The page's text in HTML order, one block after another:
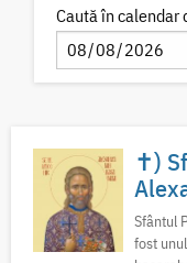
Caută în calendar
✝)
Sfântul
fost